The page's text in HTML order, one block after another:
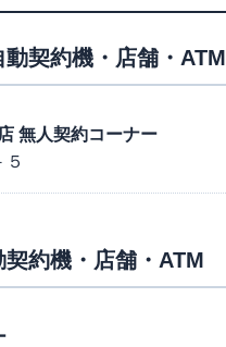
契約機・店舗・ATM
無人契約コーナー
約機・店舗・ATM